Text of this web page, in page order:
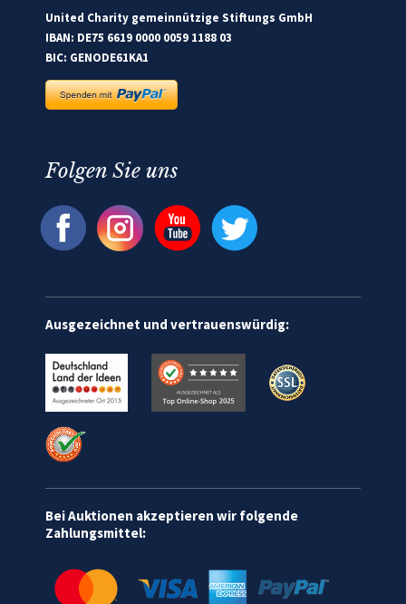
United Charity gemeinnützige Stiftungs GmbH
IBAN: DE75 6619 0000 0059 1188 03
BIC: GENODE61KA1
Folgen Sie uns
Ausgezeichnet und vertrauenswürdig:
Bei Auktionen akzeptieren wir folgende
Zahlungsmittel: